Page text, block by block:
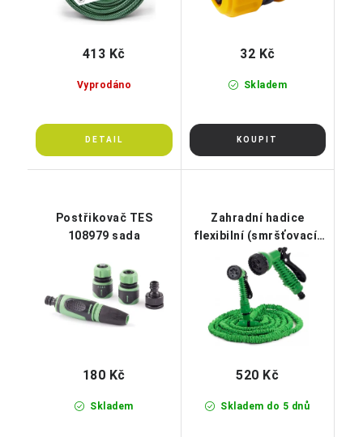
Vyprodáno
413 Kč
Skladem
32 Kč
Postřikovač TES
108979 sada
Skladem
180 Kč
Zahradní hadice
flexibilní (smršťovací)
7,5-22,5m, 1/2"-3/4", s
pistolí
Skladem do 5 dnů
520 Kč